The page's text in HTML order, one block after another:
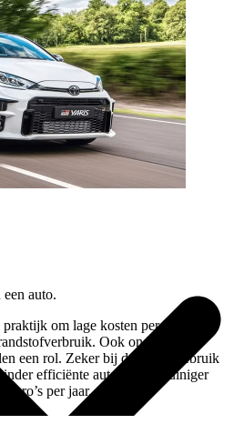
auto.
om lage kosten per kilometer.
Ook onderhoud,
een rol. Zeker bij dagelijks gebruik
efficiënte auto en een zuiniger
per jaar.